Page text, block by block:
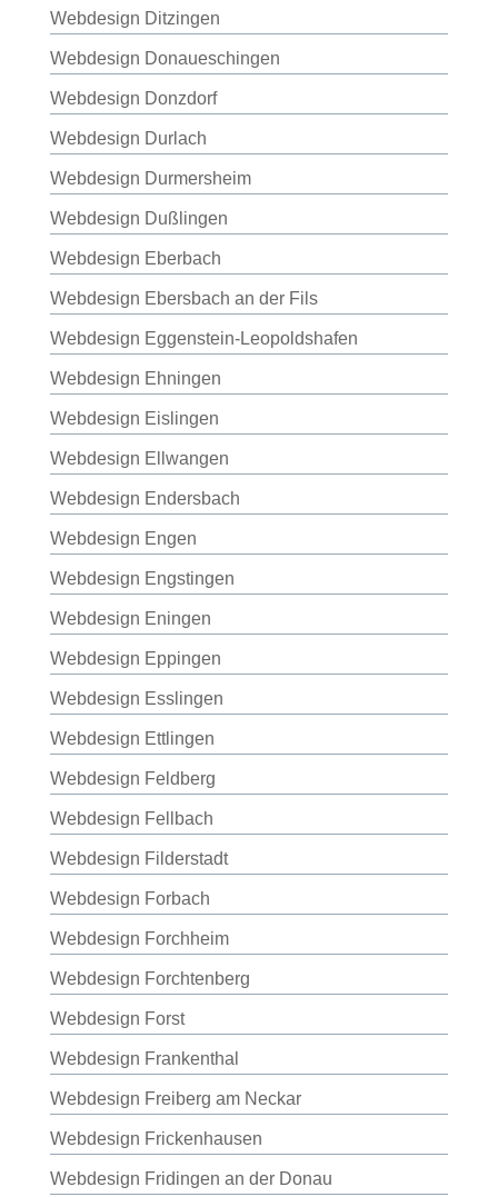
Webdesign Ditzingen
Webdesign Donaueschingen
Webdesign Donzdorf
Webdesign Durlach
Webdesign Durmersheim
Webdesign Dußlingen
Webdesign Eberbach
Webdesign Ebersbach an der Fils
Webdesign Eggenstein-Leopoldshafen
Webdesign Ehningen
Webdesign Eislingen
Webdesign Ellwangen
Webdesign Endersbach
Webdesign Engen
Webdesign Engstingen
Webdesign Eningen
Webdesign Eppingen
Webdesign Esslingen
Webdesign Ettlingen
Webdesign Feldberg
Webdesign Fellbach
Webdesign Filderstadt
Webdesign Forbach
Webdesign Forchheim
Webdesign Forchtenberg
Webdesign Forst
Webdesign Frankenthal
Webdesign Freiberg am Neckar
Webdesign Frickenhausen
Webdesign Fridingen an der Donau